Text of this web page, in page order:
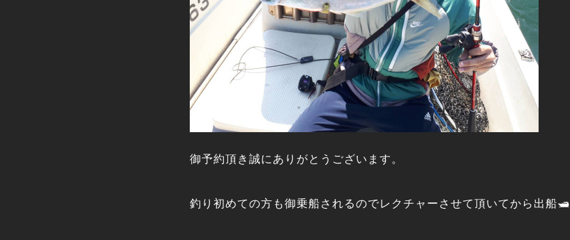
御予約頂き誠にありがとうございます。
釣り初めての方も御乗船されるのでレクチャーさせて頂いてから出船🛥️